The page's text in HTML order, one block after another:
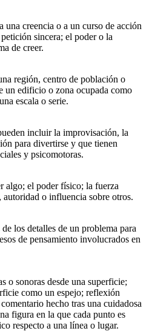
una creencia o a un curso de acción
sincera; el poder o la
de creer.
región, centro de población o
un edificio o zona ocupada como
escala o serie.
incluir la improvisación, la
para divertirse y que tienen
y psicomotoras.
algo; el poder físico; la fuerza
o influencia sobre otros.
los detalles de un problema para
de pensamiento involucrados en
o sonoras desde una superficie;
como un espejo; reflexión
hecho tras una cuidadosa
figura en la que cada punto es
respecto a una línea o lugar.